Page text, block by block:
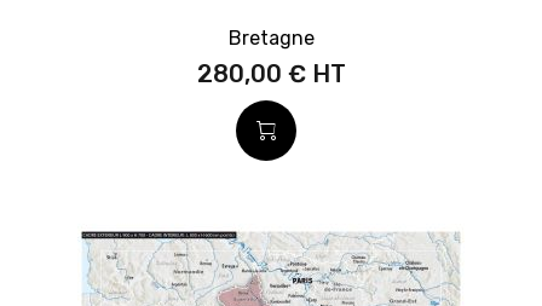
Bretagne
280,00 €